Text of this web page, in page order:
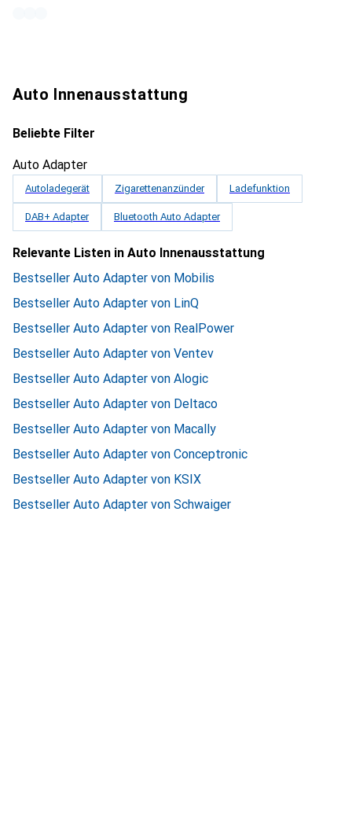
Auto Innenausstattung
Beliebte Filter
Auto Adapter
Autoladegerät Zigarettenanzünder Ladefunktion
DAB+ Adapter Bluetooth Auto Adapter
Relevante Listen in Auto Innenausstattung
Bestseller Auto Adapter von Mobilis
Bestseller Auto Adapter von LinQ
Bestseller Auto Adapter von RealPower
Bestseller Auto Adapter von Ventev
Bestseller Auto Adapter von Alogic
Bestseller Auto Adapter von Deltaco
Bestseller Auto Adapter von Macally
Bestseller Auto Adapter von Conceptronic
Bestseller Auto Adapter von KSIX
Bestseller Auto Adapter von Schwaiger